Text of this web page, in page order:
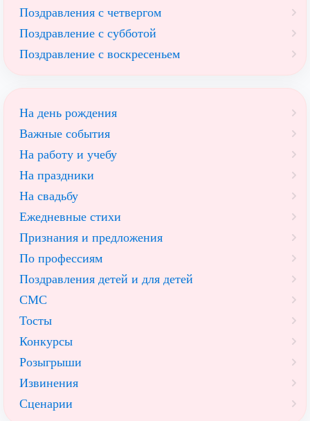
Поздравления с четвергом
Поздравление с субботой
Поздравление с воскресеньем
На день рождения
Важные события
На работу и учебу
На праздники
На свадьбу
Ежедневные стихи
Признания и предложения
По профессиям
Поздравления детей и для детей
СМС
Тосты
Конкурсы
Розыгрыши
Извинения
Сценарии